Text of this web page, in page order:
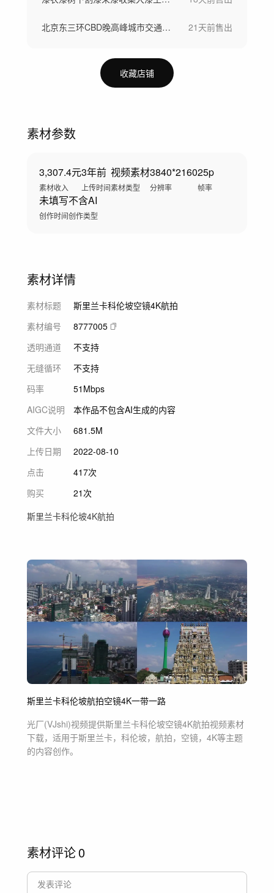
北京东三环CBD晚高峰城市交通堵车 21天前售出
收藏店铺
素材参数
3,307.4元
素材收入
3年前
上传时间
视频素材
素材类型
3840*2160
分辨率
25p
帧率
未填写
创作时间
不含AI
创作类型
素材详情
素材标题
斯里兰卡科伦坡空镜4K航拍
素材编号
8777005
透明通道
不支持
无缝循环
不支持
码率
51Mbps
AIGC说明
本作品不包含AI生成的内容
文件大小
681.5M
上传日期
2022-08-10
点击
417次
购买
21次
斯里兰卡科伦坡4K航拍
斯里兰卡科伦坡航拍空镜4K一带一路
光厂(VJshi)视频提供斯里兰卡科伦坡空镜4K航拍视频素材
下载，适用于斯里兰卡，科伦坡，航拍，空镜，4K等主题
的内容创作。
素材评论0